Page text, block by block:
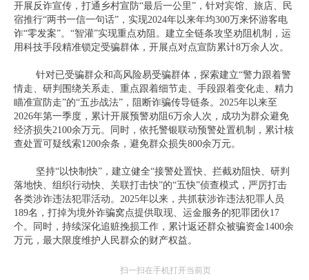
开展反诈宣传，打通乡村宣防“最后一公里”，针对宾馆、旅店、民
宿推行“两书一信一句话”，实现2024年以来年均300万来怀游客电
诈“零发案”。“智灌”实现重点劝阻。建立全链条攻坚劝阻机制，运
用科技手段精准锁定受骗群体，开展点对点宣防累计8万余人次。
针对已受骗群众和高风险易受骗群体，探索建立“警力跟着警
情走、研判围绕关系走、重点跟着细节走、手段跟着变化走、精力
瞄准宣防走”的“五步战法”，阻断诈骗传导链条。2025年以来至
2026年第一季度，累计开展预警劝阻6万余人次，成功为群众避免
经济损失2100余万元。同时，依托警银联动预警处置机制，累计核
查处置可疑线索1200余条，避免群众损失800余万元。
坚持“以快制快”，建立健全“接警处置快、拦截劝阻快、研判
落地快、组织行动快、关联打击快”的“五快”侦查模式，严厉打击
各类涉诈违法犯罪活动。2025年以来，共抓获涉诈违法犯罪人员
189名，打掉为境外诈骗窝点提供取现、运金服务的犯罪团伙17
个。同时，持续深化追赃挽损工作，累计返还群众被骗资金1400余
万元，最大限度维护人民群众的财产权益。
扫一扫在手机打开当前页